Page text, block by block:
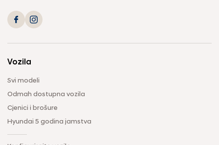
Vozila
Svi modeli
Odmah dostupna vozila
Cjenici i brošure
Hyundai 5 godina jamstva